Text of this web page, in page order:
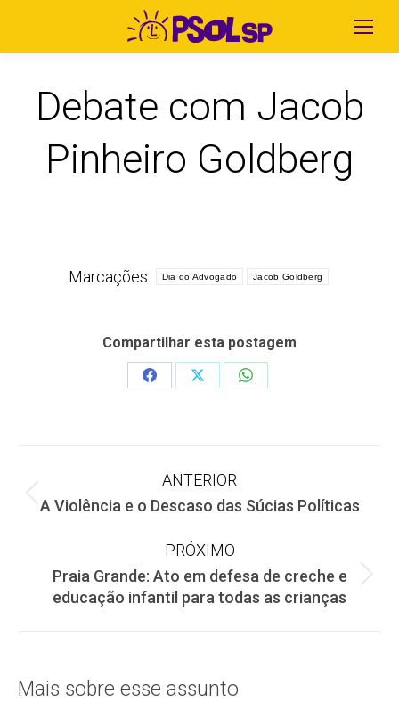
Debate com Jacob
Pinheiro Goldberg
Marcações: Dia do Advogado Jacob Goldberg
Compartilhar esta postagem
Share
Share
Share
Navegação
de
post:
ANTERIOR
Post
A Violência e o Descaso das Súcias Políticas
PRÓXIMO
Próximo
post:
Praia Grande: Ato em defesa de creche e
educação infantil para todas as crianças
Mais sobre esse assunto